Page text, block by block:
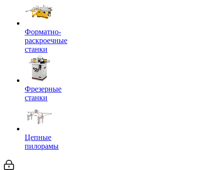
Форматно-
раскроечные
станки
Фрезерные
станки
Цепные
пилорамы